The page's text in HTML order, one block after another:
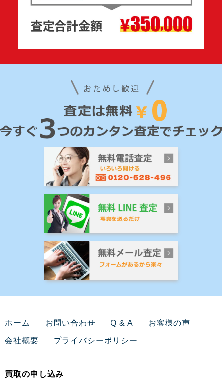
ホーム お問い合わせ Q & A お客様の声
会社概要 プライバシーポリシー
買取の申し込み